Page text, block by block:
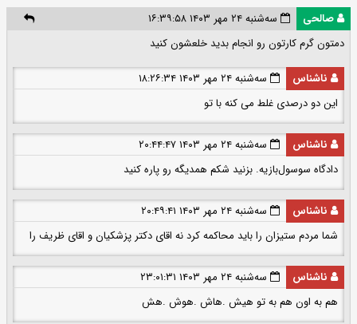
صالحی
سه‌شنبه ۲۴ مهر ۱۴۰۳ ۱۶:۳۹:۵۸
دمتون گرم کارتون رو انجام بدید خلعشون کنید
ناشناس
سه‌شنبه ۲۴ مهر ۱۴۰۳ ۱۸:۲۶:۳۴
این دو درصدی غلط می کنه با تو
ناشناس
سه‌شنبه ۲۴ مهر ۱۴۰۳ ۲۰:۴۴:۴۷
دادگاه سوسول‌بازیه. بزنید شکم همدیگه رو پاره کنید
ناشناس
سه‌شنبه ۲۴ مهر ۱۴۰۳ ۲۰:۴۹:۴۱
شما مردم ستیزان را باید محاکمه کرد نه اقای دکتر پزشکیان و اقای ظریف را
ناشناس
سه‌شنبه ۲۴ مهر ۱۴۰۳ ۲۳:۰۱:۳۱
هم به اون هم به تو هیش .هاش .هوش .هش